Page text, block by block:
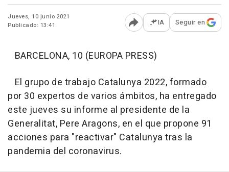
Jueves, 10 junio 2021
Publicado: 13:41
Abrir opciones para
IA Seguir en
BARCELONA, 10 (EUROPA PRESS)
El grupo de trabajo Catalunya 2022, formado
por 30 expertos de varios ámbitos, ha entregado
este jueves su informe al presidente de la
Generalitat, Pere Aragons, en el que propone 91
acciones para "reactivar" Catalunya tras la
pandemia del coronavirus.